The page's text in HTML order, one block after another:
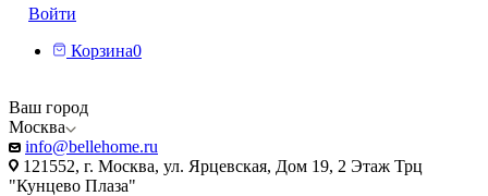
Войти
Корзина0
Ваш город
Москва
info@bellehome.ru
121552, г. Москва, ул. Ярцевская, Дом 19, 2 Этаж Трц
"Кунцево Плаза"